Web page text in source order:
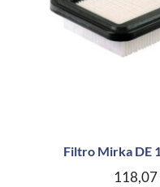
Filtro Mirka DE
118,07